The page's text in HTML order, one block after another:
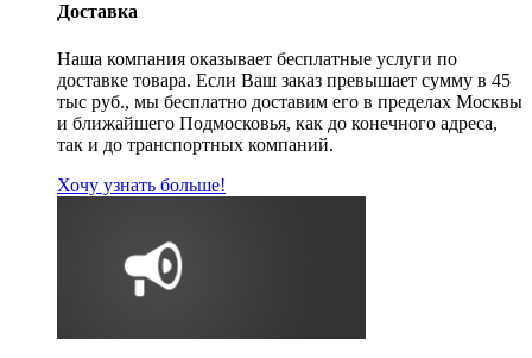
Доставка
Наша компания оказывает бесплатные услуги по
доставке товара. Если Ваш заказ превышает сумму в 45
тыс руб., мы бесплатно доставим его в пределах Москвы
и ближайшего Подмосковья, как до конечного адреса,
так и до транспортных компаний.
Хочу узнать больше!